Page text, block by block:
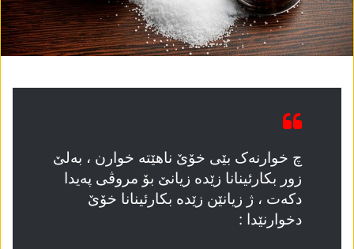
چ خوارنەک بێی خۆێ ناھێتە خوارن ، بەلێ
زور بکارئینانا زێدە زیانێ بۆ مروڤی پەیدا
دکەت ، ژ زیانێن زێدە بکارئینانا خۆێ
دخوارنێدا :